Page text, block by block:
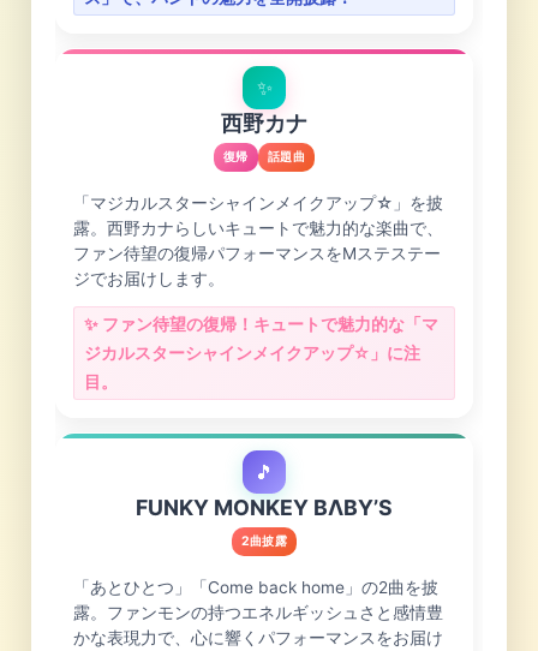
✨
西野カナ
復帰 話題曲
「マジカルスターシャインメイクアップ☆」を披
露。西野カナらしいキュートで魅力的な楽曲で、
ファン待望の復帰パフォーマンスをMステステー
ジでお届けします。
✨ ファン待望の復帰！キュートで魅力的な「マ
ジカルスターシャインメイクアップ☆」に注
目。
🎵
FUNKY MONKEY BΛBY’S
2曲披露
「あとひとつ」「Come back home」の2曲を披
露。ファンモンの持つエネルギッシュさと感情豊
かな表現力で、心に響くパフォーマンスをお届け